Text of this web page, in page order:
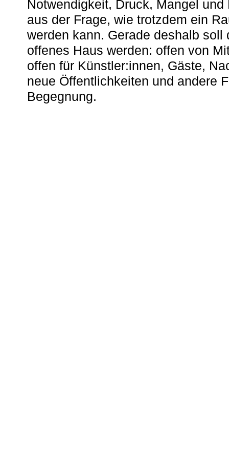
Notwendigkeit, Druck, Mangel
aus der Frage, wie trotzdem ein
werden kann. Gerade deshalb soll
offenes Haus werden: offen von
offen für Künstler:innen, Gäste,
neue Öffentlichkeiten und andere
Begegnung.